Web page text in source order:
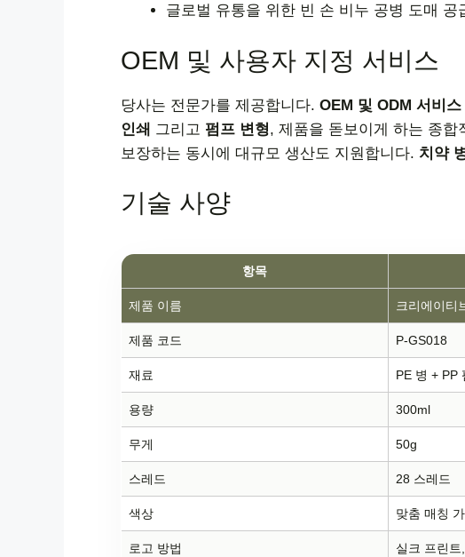
글로벌 유통을 위한 빈 손 비누 공병 도매 공
OEM 및 사용자 지정 서비스
당사는 전문가를 제공합니다. OEM 및 ODM 서비스
인쇄 그리고 펌프 변형, 제품을 돋보이게 하는 종
보장하는 동시에 대규모 생산도 지원합니다. 치약
기술 사양
항목
제품 이름 크리에이티
제품 코드 P-GS018
재료 PE 병 + PP
용량 300ml
무게 50g
스레드 28 스레드
색상 맞춤 매칭
로고 방법 실크 프린트